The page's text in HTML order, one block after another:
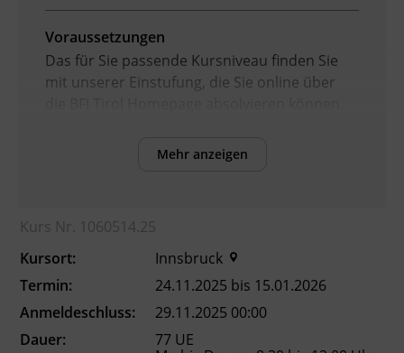
Voraussetzungen
Das für Sie passende Kursniveau finden Sie
mit unserer Einstufung, die Sie online über
Arbeitsmarkt
Kursformat
Präsenzunterricht
Mehr anzeigen
Kurs Nr. 1060514.25
Kursort:
Innsbruck
Termin:
24.11.2025 bis 15.01.2026
Anmeldeschluss:
29.11.2025 00:00
Dauer:
77 UE